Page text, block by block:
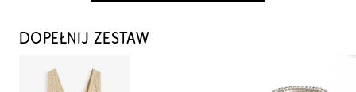
DOPEŁNIJ ZESTAW